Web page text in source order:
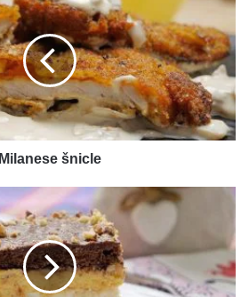
Milanese šnicle